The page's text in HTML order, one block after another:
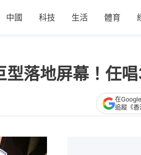
中國 科技 生活 體育
落地屏幕！任
在Google
追蹤《香